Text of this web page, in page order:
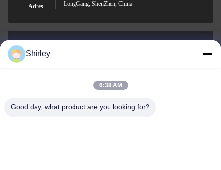
Adres
LongGang, ShenZhen, China
0086-18148506772
Shirley
6:38 AM
Good day, what product are you looking for?